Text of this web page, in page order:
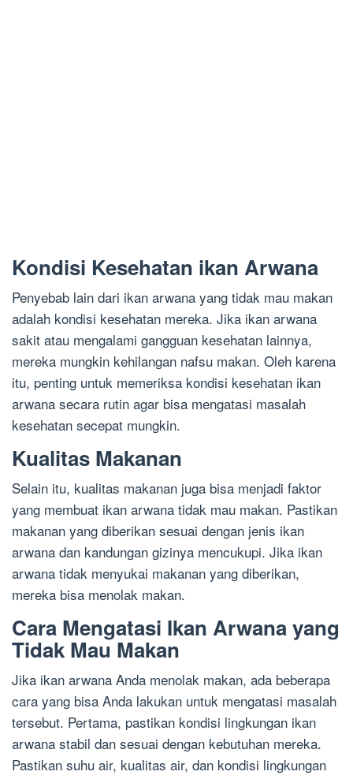
Kondisi Kesehatan ikan Arwana
Penyebab lain dari ikan arwana yang tidak mau makan
adalah kondisi kesehatan mereka. Jika ikan arwana
sakit atau mengalami gangguan kesehatan lainnya,
mereka mungkin kehilangan nafsu makan. Oleh karena
itu, penting untuk memeriksa kondisi kesehatan ikan
arwana secara rutin agar bisa mengatasi masalah
kesehatan secepat mungkin.
Kualitas Makanan
Selain itu, kualitas makanan juga bisa menjadi faktor
yang membuat ikan arwana tidak mau makan. Pastikan
makanan yang diberikan sesuai dengan jenis ikan
arwana dan kandungan gizinya mencukupi. Jika ikan
arwana tidak menyukai makanan yang diberikan,
mereka bisa menolak makan.
Cara Mengatasi Ikan Arwana yang
Tidak Mau Makan
Jika ikan arwana Anda menolak makan, ada beberapa
cara yang bisa Anda lakukan untuk mengatasi masalah
tersebut. Pertama, pastikan kondisi lingkungan ikan
arwana stabil dan sesuai dengan kebutuhan mereka.
Pastikan suhu air, kualitas air, dan kondisi lingkungan